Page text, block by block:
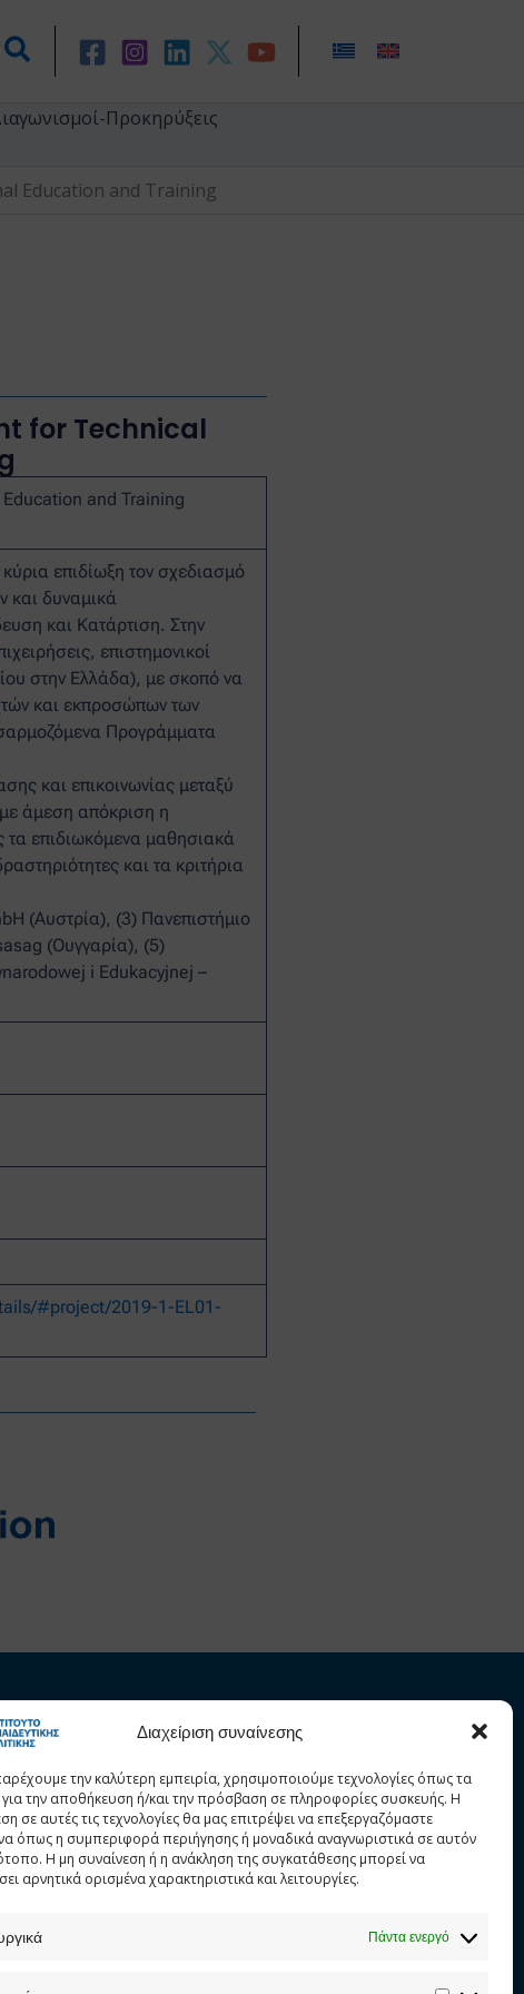
Διαχείριση συναίνεσης
την καλύτερη εμπειρία, χρησιμοποιούμε τεχνολογίες όπως τα
την αποθήκευση ή/και την πρόσβαση σε πληροφορίες συσκευής. Η
σε αυτές τις τεχνολογίες θα μας επιτρέψει να επεξεργαζόμαστε
όπως η συμπεριφορά περιήγησης ή μοναδικά αναγνωριστικά σε αυτόν
Η μη συναίνεση ή η ανάκληση της συγκατάθεσης μπορεί να
αρνητικά ορισμένα χαρακτηριστικά και λειτουργίες.
Πάντα ενεργό
Στατιστικά
Αναζήτηση
Προκηρύξεις
Education and Training
for Technical
and Training
επιδίωξη τον σχεδιασμό
και δυναμικά
και Κατάρτιση. Στην
επιστημονικοί
στην Ελλάδα), με σκοπό να
και εκπροσώπων των
Προγράμματα
και επικοινωνίας μεταξύ
άμεση απόκριση η
επιδιωκόμενα μαθησιακά
και τα κριτήρια
(Αυστρία), (3) Πανεπιστήμιο
(Ουγγαρία), (5)
i Edukacyjnej –
#project/2019-1-EL01-